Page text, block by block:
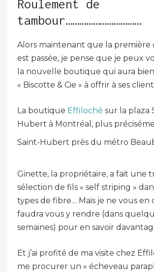
Roulement de
tambour……………………………
Alors maintenant que la première
est passée, je pense que je peux
la nouvelle boutique qui aura
« Biscotte & Cie » à offrir à ses
La boutique Effiloché sur la plaza
Hubert à Montréal, plus
Saint-Hubert près du métro
Ginette, la propriétaire, a fait une
sélection de fils « self striping »
types de fibre… Mais je ne vous en
faudra vous y rendre (dans
semaines) pour en savoir
Et j’ai profité de ma visite chez
me procurer un « écheveau